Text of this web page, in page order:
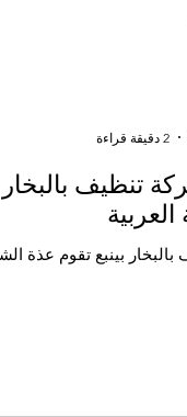
تنظيف
العربية
بينبع تقوم عذة
2 دقيقة قراءة